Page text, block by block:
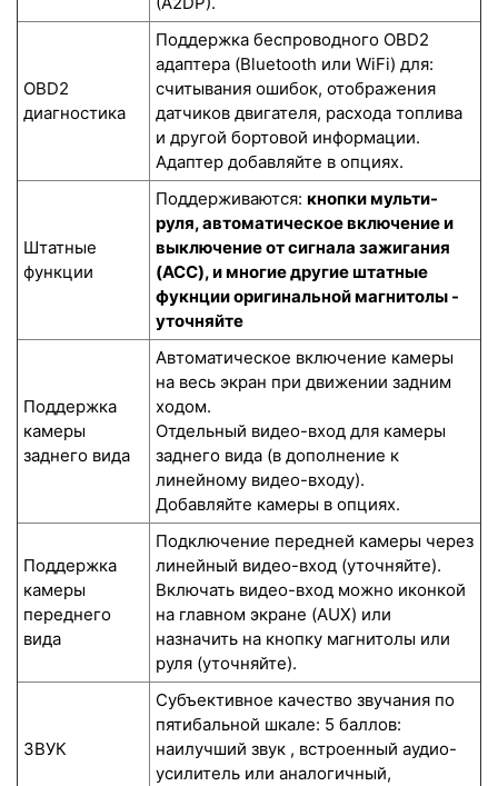
OBD2
диагностика
Поддержка беспроводного OBD2
адаптера (Bluetooth или WiFi) для:
считывания ошибок, отображения
датчиков двигателя, расхода топлива
и другой бортовой информации.
Адаптер добавляйте в опциях.
Штатные
функции
Поддерживаются: кнопки мульти-
руля, автоматическое включение и
выключение от сигнала зажигания
(ACC), и многие другие штатные
фукнции оригинальной магнитолы -
уточняйте
Поддержка
камеры
заднего вида
Автоматическое включение камеры
на весь экран при движении задним
ходом.
Отдельный видео-вход для камеры
заднего вида (в дополнение к
линейному видео-входу).
Добавляйте камеры в опциях.
Поддержка
камеры
переднего
вида
Подключение передней камеры через
линейный видео-вход (уточняйте).
Включать видео-вход можно иконкой
на главном экране (AUX) или
назначить на кнопку магнитолы или
руля (уточняйте).
ЗВУК
Субъективное качество звучания по
пятибальной шкале: 5 баллов:
наилучший звук , встроенный аудио-
усилитель или аналогичный,